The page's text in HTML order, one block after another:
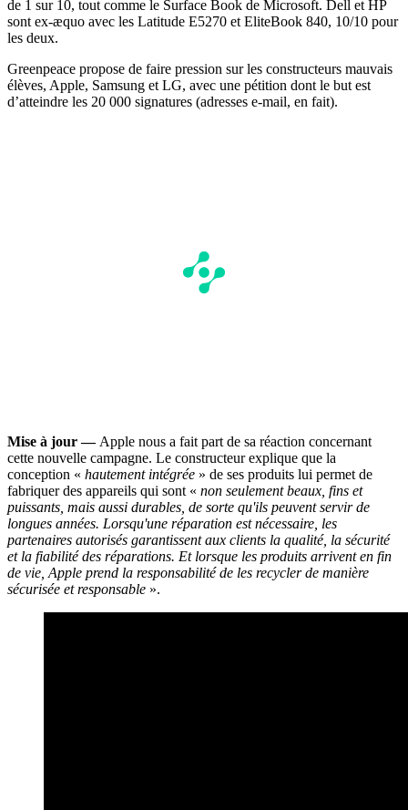
de 1 sur 10, tout comme le Surface Book de Microsoft. Dell et HP
sont ex-æquo avec les Latitude E5270 et EliteBook 840, 10/10 pour
les deux.
Greenpeace propose de faire pression sur les constructeurs mauvais
élèves, Apple, Samsung et LG, avec une pétition dont le but est
d’atteindre les 20 000 signatures (adresses e-mail, en fait).
Mise à jour —Apple nous a fait part de sa réaction concernant
cette nouvelle campagne. Le constructeur explique que la
conception « hautement intégrée » de ses produits lui permet de
fabriquer des appareils qui sont « non seulement beaux, fins et
puissants, mais aussi durables, de sorte qu'ils peuvent servir de
longues années. Lorsqu'une réparation est nécessaire, les
partenaires autorisés garantissent aux clients la qualité, la sécurité
et la fiabilité des réparations. Et lorsque les produits arrivent en fin
de vie, Apple prend la responsabilité de les recycler de manière
sécurisée et responsable ».